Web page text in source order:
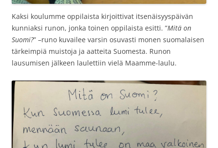
Kaksi koulumme oppilaista kirjoittivat itsenäisyyspäivän
kunniaksi runon, jonka toinen oppilaista esitti. ”Mitä on
Suomi?” –runo kuvailee varsin osuvasti monen suomalaisen
tärkeimpiä muistoja ja aatteita Suomesta. Runon
lausumisen jälkeen laulettiin vielä Maamme-laulu.